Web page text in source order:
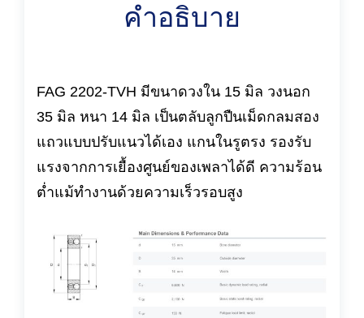
คำอธิบาย
FAG 2202-TVH มีขนาดวงใน 15 มิล วงนอก
35 มิล หนา 14 มิล เป็นตลับลูกปืนเม็ดกลมสอง
แถวแบบปรับแนวได้เอง แกนในรูตรง รองรับ
แรงจากการเยื้องศูนย์ของเพลาได้ดี ความร้อน
ต่ำแม้ทำงานด้วยความเร็วรอบสูง